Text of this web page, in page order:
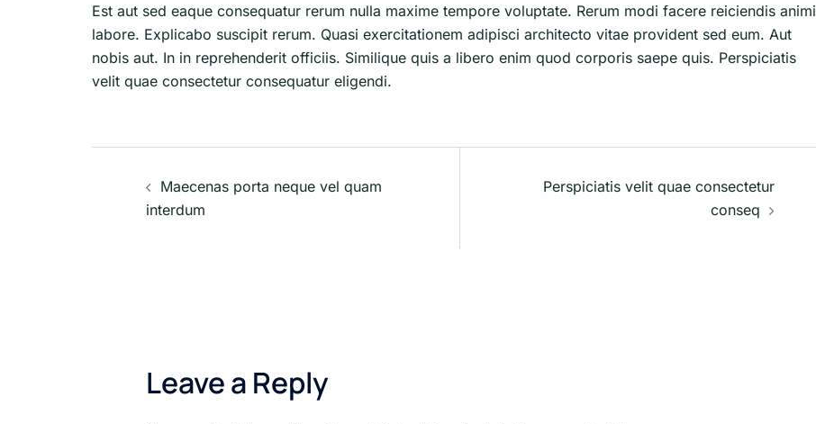
Est aut sed eaque consequatur rerum nulla maxime tempore voluptate. Rerum modi facere reiciendis animi
labore. Explicabo suscipit rerum. Quasi exercitationem adipisci architecto vitae provident sed eum. Aut
nobis aut. In in reprehenderit officiis. Similique quis a libero enim quod corporis saepe quis. Perspiciatis
velit quae consectetur consequatur eligendi.
Post
navigation
Maecenas porta neque vel quam
interdum
Perspiciatis velit quae consectetur
conseq
Leave a Reply